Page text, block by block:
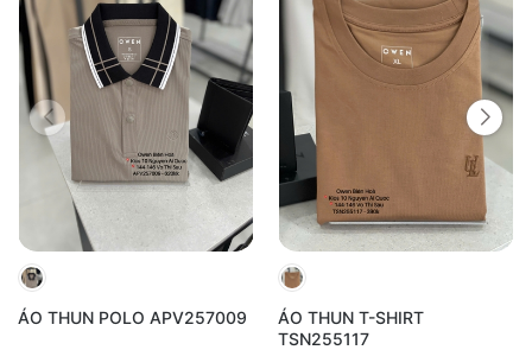
ÁO THUN POLO APV257009
ÁO THUN T-SHIRT
TSN255117